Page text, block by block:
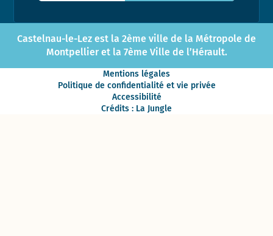
Castelnau-le-Lez est la 2ème ville de la Métropole de
Montpellier et la 7ème Ville de l’Hérault.
Mentions légales
Politique de confidentialité et vie privée
Accessibilité
Crédits : La Jungle